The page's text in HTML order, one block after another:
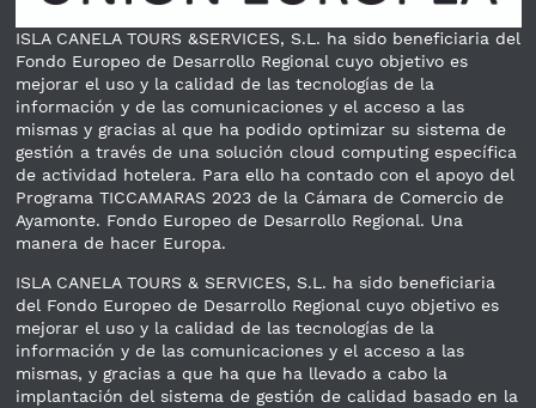
ISLA CANELA TOURS &SERVICES, S.L. ha sido beneficiaria del
Fondo Europeo de Desarrollo Regional cuyo objetivo es
mejorar el uso y la calidad de las tecnologías de la
información y de las comunicaciones y el acceso a las
mismas y gracias al que ha podido optimizar su sistema de
gestión a través de una solución cloud computing específica
de actividad hotelera. Para ello ha contado con el apoyo del
Programa TICCAMARAS 2023 de la Cámara de Comercio de
Ayamonte. Fondo Europeo de Desarrollo Regional. Una
manera de hacer Europa.
ISLA CANELA TOURS & SERVICES, S.L. ha sido beneficiaria
del Fondo Europeo de Desarrollo Regional cuyo objetivo es
mejorar el uso y la calidad de las tecnologías de la
información y de las comunicaciones y el acceso a las
mismas, y gracias a que ha que ha llevado a cabo la
implantación del sistema de gestión de calidad basado en la